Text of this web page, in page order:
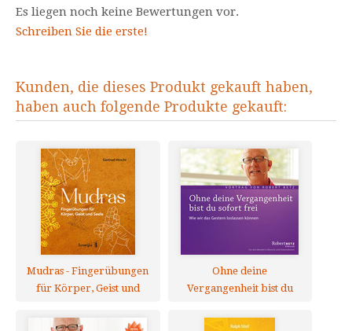
Es liegen noch keine Bewertungen vor.
Schreiben Sie die erste!
Kunden, die dieses Produkt gekauft haben,
haben auch folgende Produkte gekauft:
Mudras - Fingerübungen
für Körper, Geist und
Ohne deine
Vergangenheit bist du